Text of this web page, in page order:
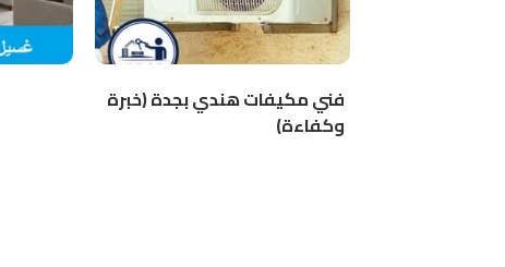
فني مكيفات هندي بجدة (خبرة
وكفاءة)